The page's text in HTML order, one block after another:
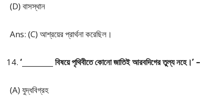
(D) বাসস্থান
Ans: (C) আশ্রয়ের প্রার্থনা করেছিল।
‘_________ বিষয়ে পৃথিবীতে কোনো জাতিই আরবদিগের তুল্য নহে।’ –
(A) যুদ্ধবিগ্রহ